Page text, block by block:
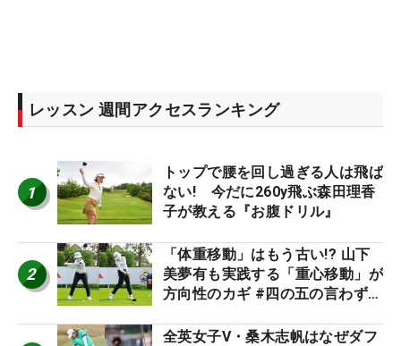
レッスン 週間アクセスランキング
1
トップで腰を回し過ぎる人は飛ば
ない! 今だに260y飛ぶ森田理香
子が教える『お腹ドリル』
2
「体重移動」はもう古い!? 山下
美夢有も実践する「重心移動」が
方向性のカギ #四の五の言わず振
全英女子V・桑木志帆はなぜダフ